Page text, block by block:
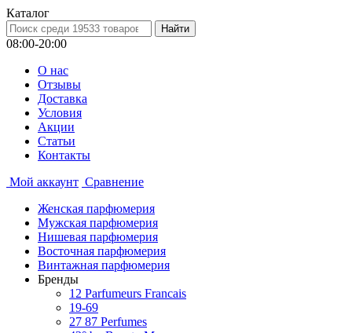
Каталог
08:00-20:00
О нас
Отзывы
Доставка
Условия
Aкции
Статьи
Контакты
Мой аккаунт Сравнение
Женская парфюмерия
Мужская парфюмерия
Нишевая парфюмерия
Восточная парфюмерия
Винтажная парфюмерия
Бренды
12 Parfumeurs Francais
19-69
27 87 Perfumes